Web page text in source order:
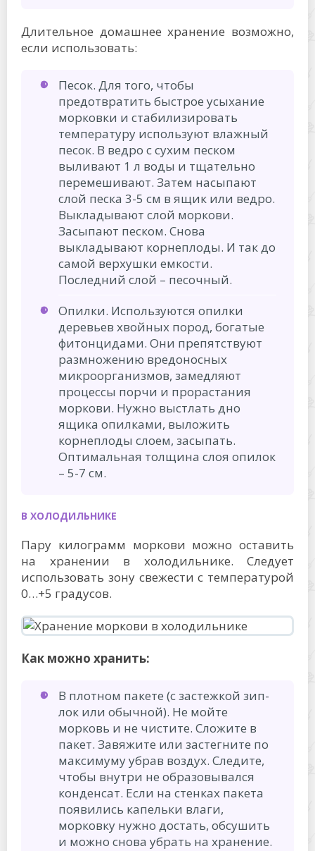
Длительное домашнее хранение возможно,
если использовать:
Песок. Для того, чтобы
предотвратить быстрое усыхание
морковки и стабилизировать
температуру используют влажный
песок. В ведро с сухим песком
выливают 1 л воды и тщательно
перемешивают. Затем насыпают
слой песка 3-5 см в ящик или ведро.
Выкладывают слой моркови.
Засыпают песком. Снова
выкладывают корнеплоды. И так до
самой верхушки емкости.
Последний слой – песочный.
Опилки. Используются опилки
деревьев хвойных пород, богатые
фитонцидами. Они препятствуют
размножению вредоносных
микроорганизмов, замедляют
процессы порчи и прорастания
моркови. Нужно выстлать дно
ящика опилками, выложить
корнеплоды слоем, засыпать.
Оптимальная толщина слоя опилок
– 5-7 см.
В ХОЛОДИЛЬНИКЕ
Пару килограмм моркови можно оставить
на хранении в холодильнике. Следует
использовать зону свежести с температурой
0…+5 градусов.
Как можно хранить:
В плотном пакете (с застежкой зип-
лок или обычной). Не мойте
морковь и не чистите. Сложите в
пакет. Завяжите или застегните по
максимуму убрав воздух. Следите,
чтобы внутри не образовывался
конденсат. Если на стенках пакета
появились капельки влаги,
морковку нужно достать, обсушить
и можно снова убрать на хранение.